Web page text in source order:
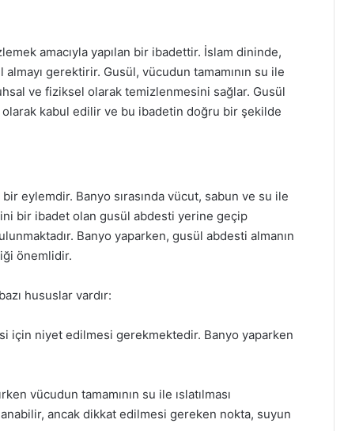
amacıyla yapılan bir ibadettir. İslam dininde,
gerektirir. Gusül, vücudun tamamının su ile
ve fiziksel olarak temizlenmesini sağlar. Gusül
kabul edilir ve bu ibadetin doğru bir şekilde
eylemdir. Banyo sırasında vücut, sabun ve su ile
bir ibadet olan gusül abdesti yerine geçip
Banyo yaparken, gusül abdesti almanın
önemlidir.
hususlar vardır:
için niyet edilmesi gerekmektedir. Banyo yaparken
vücudun tamamının su ile ıslatılması
ancak dikkat edilmesi gereken nokta, suyun